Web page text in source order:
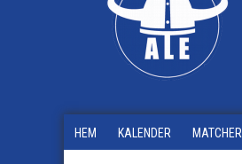
HEM KALENDER MATCHER